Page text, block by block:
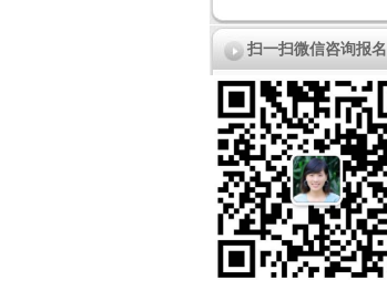
扫一扫微信咨询报名